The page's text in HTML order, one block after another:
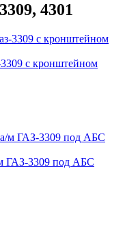
4301
3309 с кронштейном
ГАЗ-3309 под АБС